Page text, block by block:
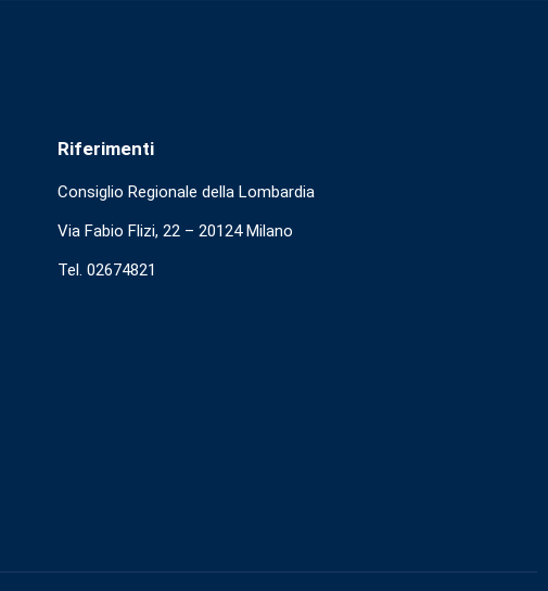
Riferimenti
Consiglio Regionale della Lombardia
Via Fabio Flizi, 22 – 20124 Milano
Tel. 02674821